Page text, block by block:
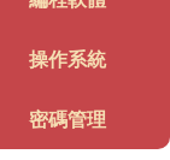
操作系統
密碼管理